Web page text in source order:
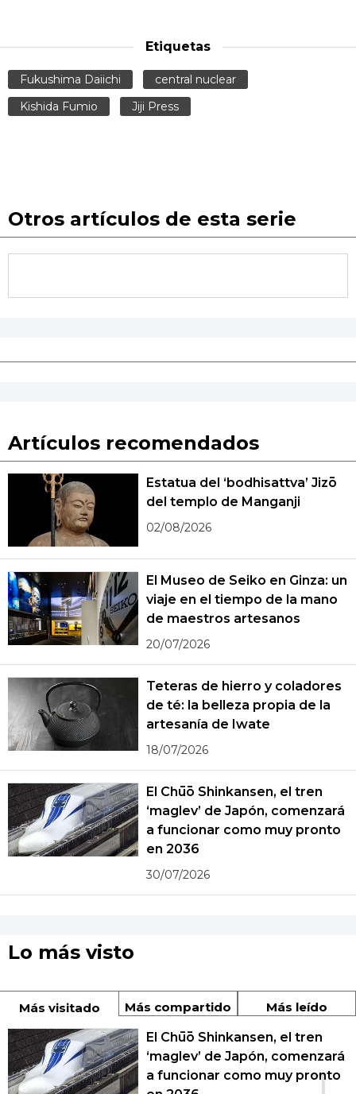
Etiquetas
Fukushima Daiichi
central nuclear
Kishida Fumio
Jiji Press
Otros artículos de esta serie
Artículos recomendados
Estatua del ‘bodhisattva’ Jizō
del templo de Manganji
02/08/2026
El Museo de Seiko en Ginza: un
viaje en el tiempo de la mano
de maestros artesanos
20/07/2026
Teteras de hierro y coladores
de té: la belleza propia de la
artesanía de Iwate
18/07/2026
El Chūō Shinkansen, el tren
‘maglev’ de Japón, comenzará
a funcionar como muy pronto
en 2036
30/07/2026
Lo más visto
Más visitado Más compartido Más leído
El Chūō Shinkansen, el tren
‘maglev’ de Japón, comenzará
a funcionar como muy pronto